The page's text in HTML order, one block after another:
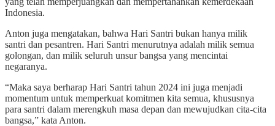
Indonesia.
Anton juga mengatakan, bahwa Hari Santri bukan hanya milik
santri dan pesantren. Hari Santri menurutnya adalah milik semua
golongan, dan milik seluruh unsur bangsa yang mencintai
negaranya.
“Maka saya berharap Hari Santri tahun 2024 ini juga menjadi
momentum untuk memperkuat komitmen kita semua, khususnya
para santri dalam merengkuh masa depan dan mewujudkan cita-cita
bangsa,” kata Anton.